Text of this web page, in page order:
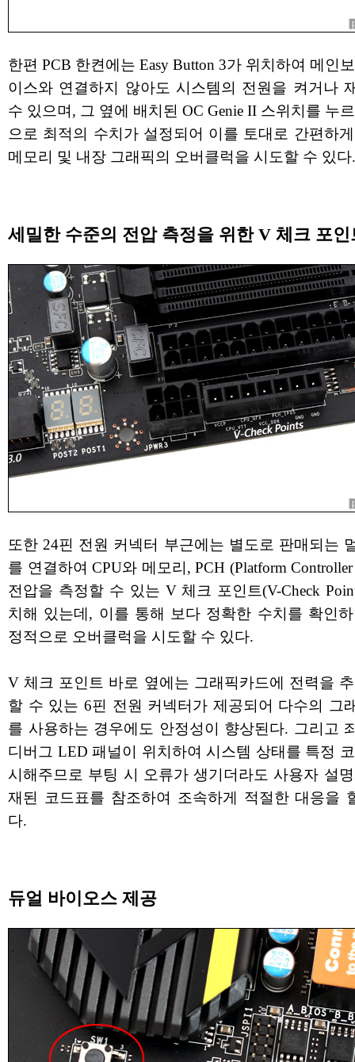
한편 PCB 한켠에는 Easy Button 3가 위치하여 메인
이스와 연결하지 않아도 시스템의 전원을 켜거나
수 있으며, 그 옆에 배치된 OC Genie II 스위치를 누
으로 최적의 수치가 설정되어 이를 토대로 간편하
메모리 및 내장 그래픽의 오버클럭을 시도할 수 있다.
세밀한 수준의 전압 측정을 위한 V 체크 포인
또한 24핀 전원 커넥터 부근에는 별도로 판매되는
를 연결하여 CPU와 메모리, PCH (Platform
전압을 측정할 수 있는 V 체크 포인트(V-Check
치해 있는데, 이를 통해 보다 정확한 수치를 확인
정적으로 오버클럭을 시도할 수 있다.
V 체크 포인트 바로 옆에는 그래픽카드에 전력을
할 수 있는 6핀 전원 커넥터가 제공되어 다수의 그
를 사용하는 경우에도 안정성이 향상된다. 그리고
디버그 LED 패널이 위치하여 시스템 상태를 특정
시해주므로 부팅 시 오류가 생기더라도 사용자 설
재된 코드표를 참조하여 조속하게 적절한 대응을
다.
듀얼 바이오스 제공